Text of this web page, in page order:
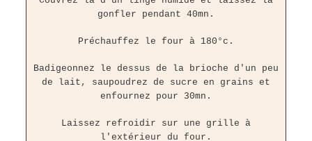
gonfler pendant 40mn.
Préchauffez le four à 180°c.
Badigeonnez le dessus de la brioche d'un peu
de lait, saupoudrez de sucre en grains et
enfournez pour 30mn.
Laissez refroidir sur une grille à
l'extérieur du four.